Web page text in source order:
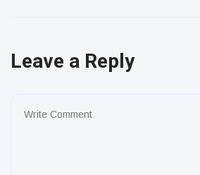
Leave a Reply